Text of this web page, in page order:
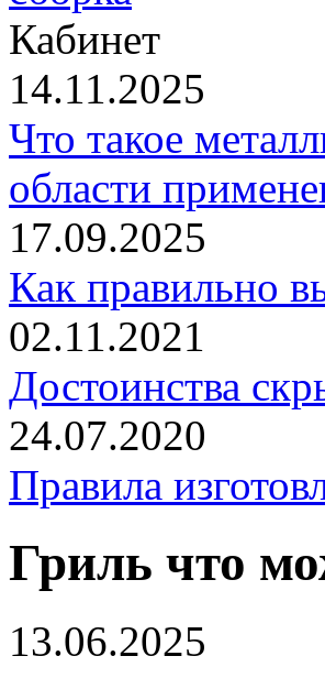
Кабинет
14.11.2025
Что такое
области
17.09.2025
Как правильно
02.11.2021
Достоинства
24.07.2020
Правила
Гриль что
13.06.2025